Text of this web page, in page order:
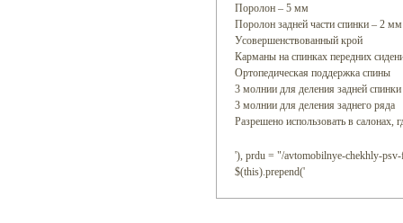
Поролон – 5 мм
Поролон задней части спинки – 2 мм
Усовершенствованный крой
Карманы на спинках передних
Ортопедическая поддержка спины
3 молнии для деления задней спинки
3 молнии для деления заднего ряда
Разрешено использовать в салонах,
'), prdu = "/avtomobilnye-chekhly-
$(this).prepend('